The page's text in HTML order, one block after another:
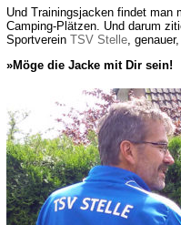
Und Trainingsjacken findet man
Camping-Plätzen. Und darum
Sportverein TSV Stelle ,
»Möge die Jacke mit Dir sein!